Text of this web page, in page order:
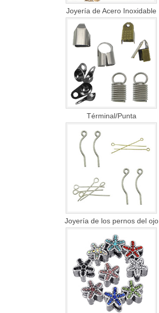
Joyería de Acero Inoxidable
Términal/Punta
Joyería de los pernos del ojo